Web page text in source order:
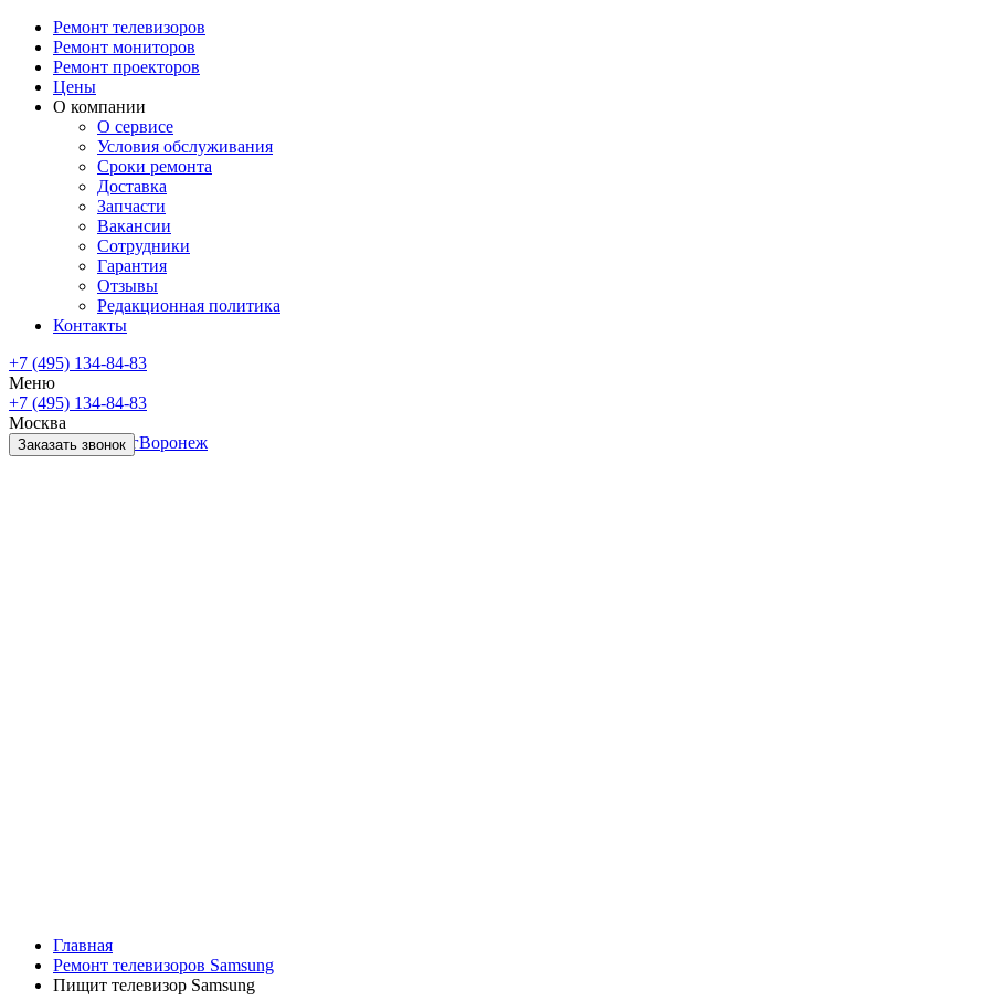
Ремонт телевизоров
Ремонт мониторов
Ремонт проекторов
Цены
О компании
О сервисе
Условия обслуживания
Сроки ремонта
Доставка
Запчасти
Вакансии
Сотрудники
Гарантия
Отзывы
Редакционная политика
Контакты
+7 (495) 134-84-83
Меню
+7 (495) 134-84-83
Москва
Санкт-ПетербургВоронеж
Заказать звонок
Главная
Ремонт телевизоров Samsung
Пищит телевизор Samsung